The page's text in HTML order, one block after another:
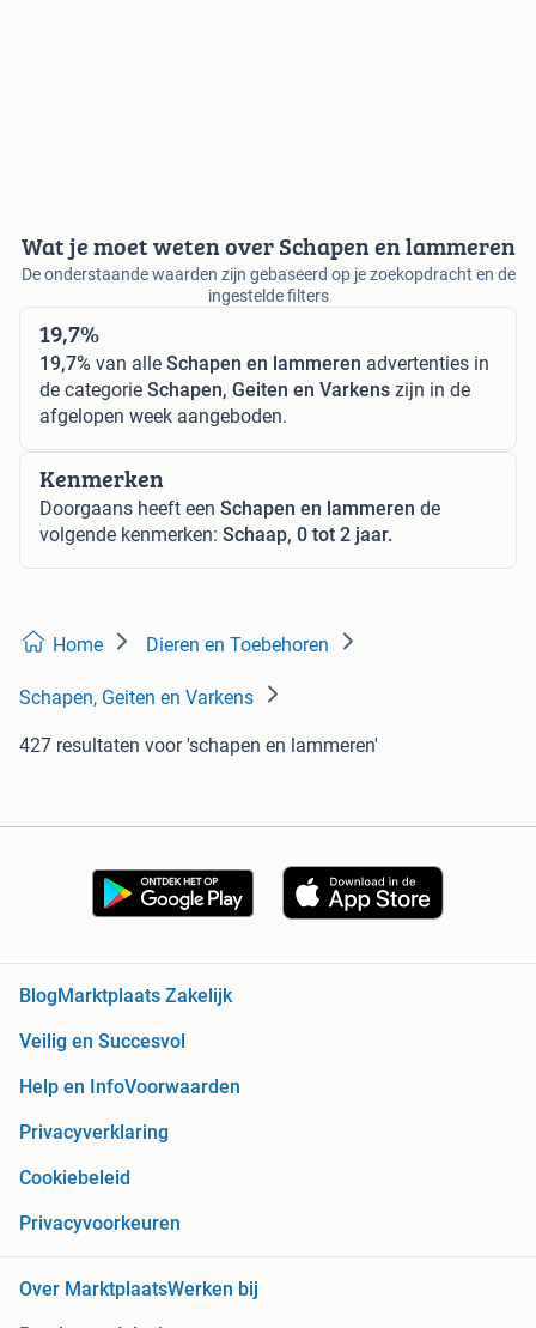
Wat je moet weten over Schapen en lammeren
De onderstaande waarden zijn gebaseerd op je zoekopdracht en de
ingestelde filters
19,7%
19,7% van alle Schapen en lammeren advertenties in
de categorie Schapen, Geiten en Varkens zijn in de
afgelopen week aangeboden.
Kenmerken
Doorgaans heeft een Schapen en lammeren de
volgende kenmerken: Schaap, 0 tot 2 jaar.
Home Dieren en Toebehoren
Schapen, Geiten en Varkens
427 resultaten voor 'schapen en lammeren'
BlogMarktplaats Zakelijk
Veilig en Succesvol
Help en InfoVoorwaarden
Privacyverklaring
Cookiebeleid
Privacyvoorkeuren
Over MarktplaatsWerken bij